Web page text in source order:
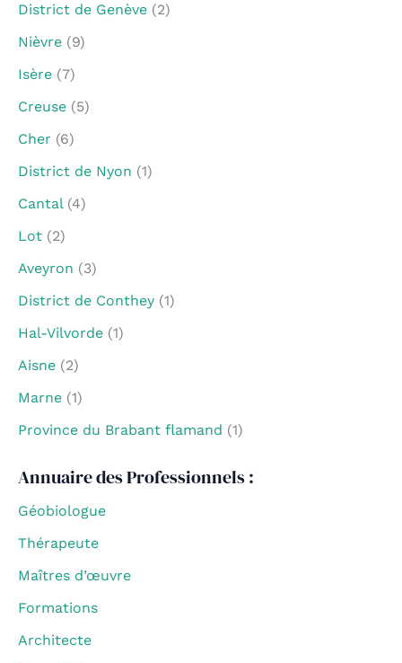
District de Genève (2)
Nièvre (9)
Isère (7)
Creuse (5)
Cher (6)
District de Nyon (1)
Cantal(4)
Lot (2)
Aveyron (3)
District de Conthey (1)
Hal-Vilvorde (1)
Aisne (2)
Marne (1)
Province du Brabant flamand (1)
Annuaire des Professionnels :
Géobiologue
Thérapeute
Maîtres d’œuvre
Formations
Architecte